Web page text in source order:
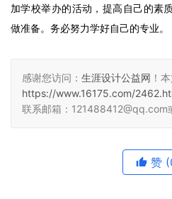
加学校举办的活动，提高自己的素
做准备。务必努力学好自己的专业。
感谢您访问： 生涯设计公益网 ！
https://www.16175.com/
联系邮箱：121488412@qq.com
赞